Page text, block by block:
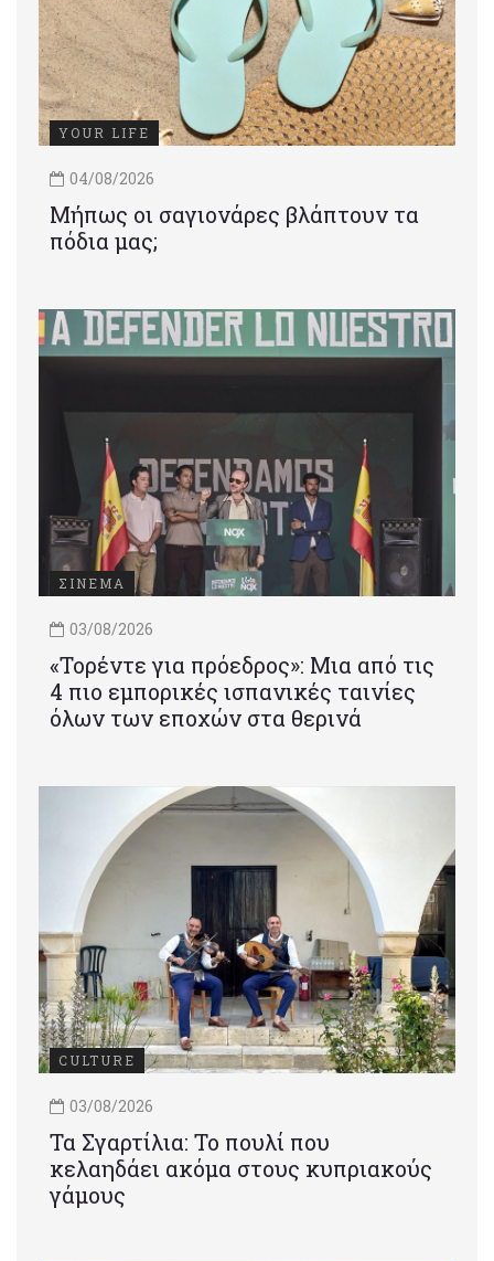
YOUR LIFE
04/08/2026
Μήπως οι σαγιονάρες βλάπτουν τα
πόδια μας;
ΣΙΝΕΜΑ
03/08/2026
«Τορέντε για πρόεδρος»: Mια από τις
4 πιο εμπορικές ισπανικές ταινίες
όλων των εποχών στα θερινά
CULTURE
03/08/2026
Τα Σγαρτίλια: Το πουλί που
κελαηδάει ακόμα στους κυπριακούς
γάμους